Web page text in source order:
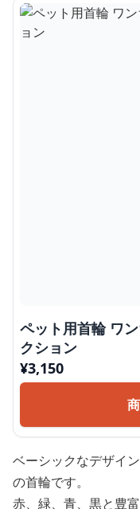
ペット用首輪 ワンちゃんのおしゃれな首輪コレ
クション
¥3,150
ベーシックなデザイ
の首輪です。
赤、緑、青、黒と豊